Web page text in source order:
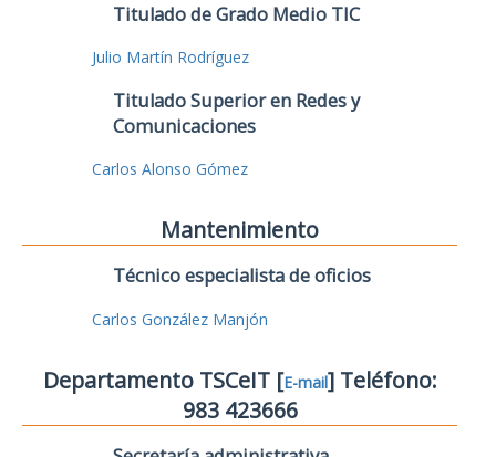
Titulado de Grado Medio TIC
Julio Martín Rodríguez
Titulado Superior en Redes y
Comunicaciones
Carlos Alonso Gómez
Mantenimiento
Técnico especialista de oficios
Carlos González Manjón
Departamento TSCeIT [E-mail] Teléfono:
983 423666